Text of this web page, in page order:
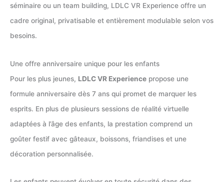
séminaire ou un team building, LDLC VR Experience offre un
cadre original, privatisable et entièrement modulable selon vos
besoins.
Une offre anniversaire unique pour les enfants
Pour les plus jeunes, LDLC VR Experience propose une
formule anniversaire dès 7 ans qui promet de marquer les
esprits. En plus de plusieurs sessions de réalité virtuelle
adaptées à l’âge des enfants, la prestation comprend un
goûter festif avec gâteaux, boissons, friandises et une
décoration personnalisée.